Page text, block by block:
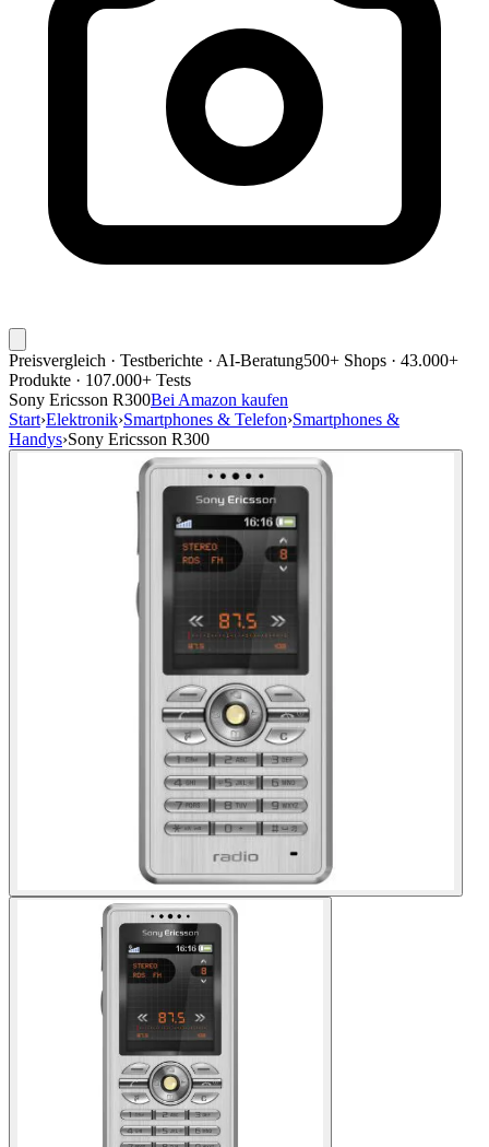
Preisvergleich · Testberichte · AI-Beratung500+ Shops · 43.000+
Produkte · 107.000+ Tests
Sony Ericsson R300Bei Amazon kaufen
Start›Elektronik›Smartphones & Telefon›Smartphones &
Handys›Sony Ericsson R300